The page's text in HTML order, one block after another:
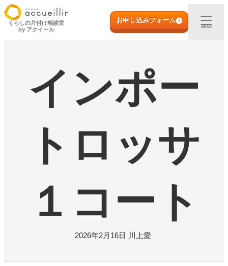
内
容
初めての方へ
宅配買取
店頭買取
ご利用実例
店舗一覧
よくある質問
くらしの片付け相談室
by アクイール
お申し込みフォーム
MENU
インポー
トロッサ
１コート
2026年2月16日 川上愛